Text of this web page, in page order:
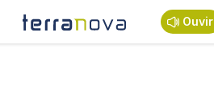
Passar para o conteúdo principal
Ouvir